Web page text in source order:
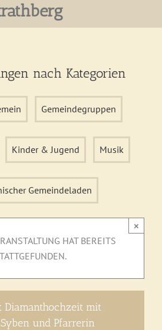
nach Kategorien
Gemeindegruppen
Kinder & Jugend Musik
Gemeindeladen
×
HAT BEREITS
Diamanthochzeit mit
und Pfarrerin